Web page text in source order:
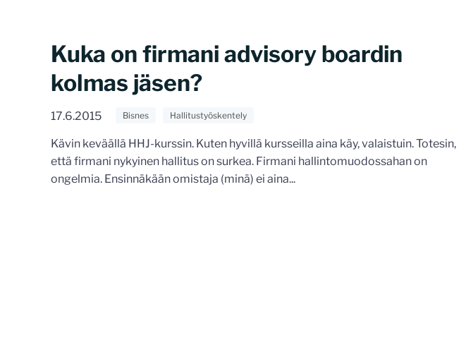
Kuka on firmani advisory boardin
kolmas jäsen?
17.6.2015 Bisnes Hallitustyöskentely
Kävin keväällä HHJ-kurssin. Kuten hyvillä kursseilla aina käy, valaistuin. Totesin,
että firmani nykyinen hallitus on surkea. Firmani hallintomuodossahan on
ongelmia. Ensinnäkään omistaja (minä) ei aina...